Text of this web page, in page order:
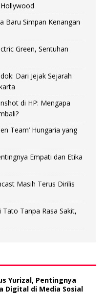
Baru Simpan Kenangan
Green, Sentuhan
Dari Jejak Sejarah
di HP: Mengapa
Team’ Hungaria yang
Empati dan Etika
Masih Terus Dirilis
Tanpa Rasa Sakit,
Yurizal, Pentingnya
Digital di Media Sosial